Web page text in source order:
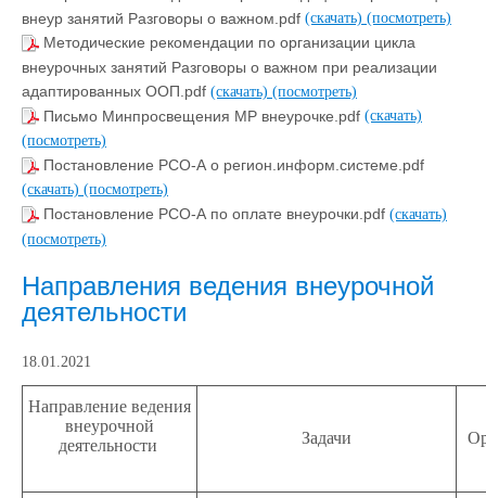
внеур занятий Разговоры о важном.pdf (скачать) (посмотреть)
Методические рекомендации по организации цикла
внеурочных занятий Разговоры о важном при реализации
адаптированных ООП.pdf (скачать) (посмотреть)
Письмо Минпросвещения МР внеурочке.pdf (скачать)
(посмотреть)
Постановление РСО-А о регион.информ.системе.pdf
(скачать) (посмотреть)
Постановление РСО-А по оплате внеурочки.pdf (скачать)
(посмотреть)
Направления ведения внеурочной
деятельности
18.01.2021
Направление ведения
внеурочной
деятельности
Задачи